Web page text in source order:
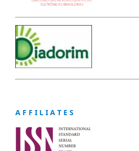
A F F I L I A T E S